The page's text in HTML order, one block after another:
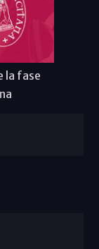
la fase